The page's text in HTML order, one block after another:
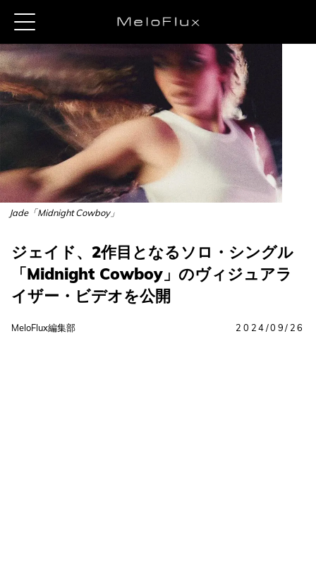
Jade「Midnight Cowboy」
ジェイド、2作目となるソロ・シングル
「Midnight Cowboy」のヴィジュアラ
イザー・ビデオを公開
MeloFlux編集部 2024/09/26